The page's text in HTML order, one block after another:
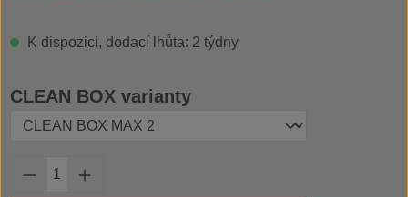
K dispozici, dodací lhůta: 2 týdny
Vyberte
CLEAN BOX varianty
Množství produktu: Zadejte požadované